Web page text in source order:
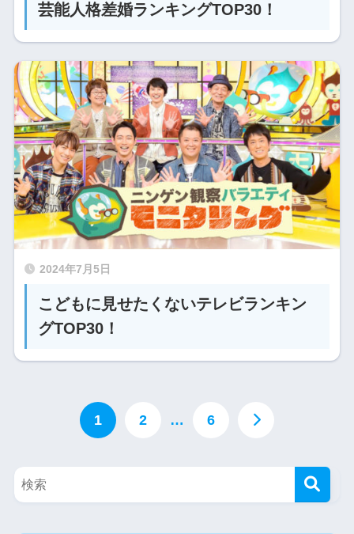
芸能人格差婚ランキングTOP30！
2024年7月5日
こどもに見せたくないテレビランキン
グTOP30！
1 2 … 6